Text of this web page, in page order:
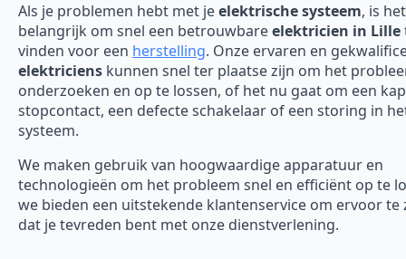
Als je problemen hebt met jeelektrische systeem, is het
belangrijk om snel een betrouwbareelektricien in Lille
vinden voor een herstelling. Onze ervaren en
elektriciens kunnen snel ter plaatse zijn om het
onderzoeken en op te lossen, of het nu gaat om een
stopcontact, een defecte schakelaar of een storing in
systeem.
We maken gebruik van hoogwaardige apparatuur en
technologieën om het probleem snel en efficiënt op te
we bieden een uitstekende klantenservice om ervoor te
dat je tevreden bent met onze dienstverlening.